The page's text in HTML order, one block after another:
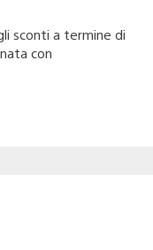
sconti a termine di
con